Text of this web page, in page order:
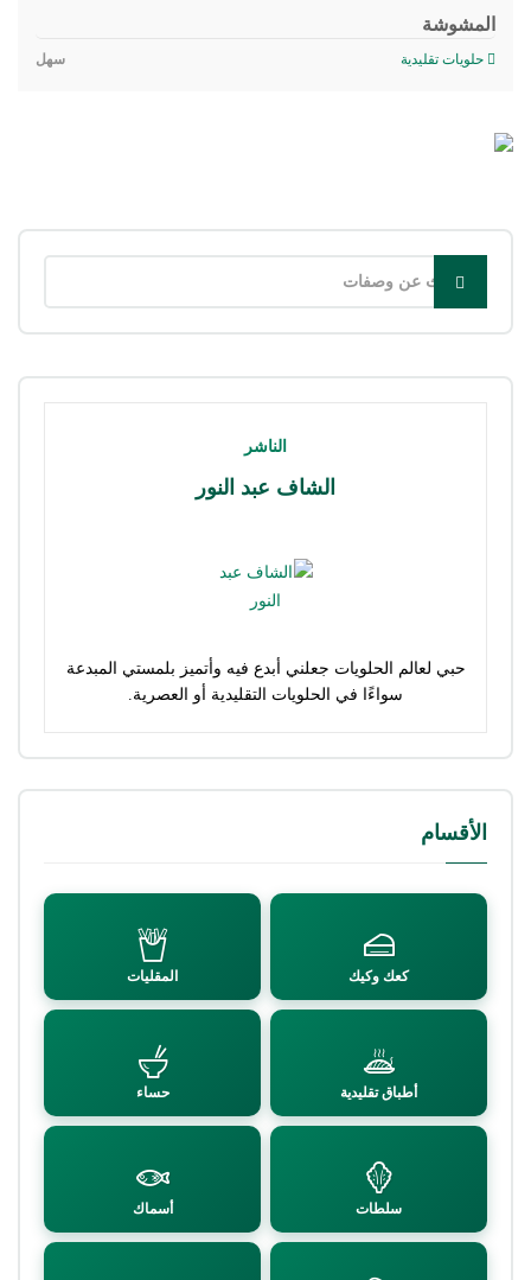
المشوشة
حلويات تقليدية سهل
الناشر
الشاف عبد النور
حبي لعالم الحلويات جعلني أبدع فيه وأتميز بلمستي المبدعة
سواءًا في الحلويات التقليدية أو العصرية.
الأقسام
كعك وكيك المقليات
أطباق تقليدية حساء
سلطات أسماك